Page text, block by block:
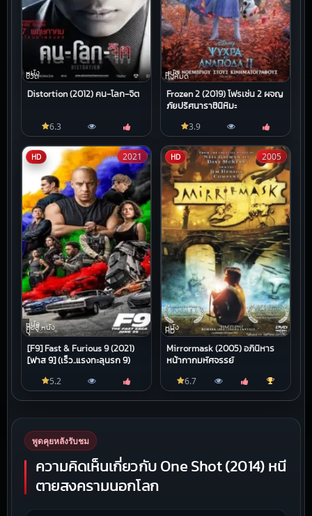
หนัง
ชีวิต
Distortion (2012) คน-โลก-จิต
6.3
หนัง
ทั้งหมด
Frozen 2 (2019) โฟรเซ่น 2 ผจญ
ภัยปริศนาราชินีหิมะ
3.9
HD
หนัง
ต่อสู้,หนัง
บู๊
[F9] Fast & Furious 9 (2021)
[ฟาส 9] (เร็ว..แรงทะลุนรก 9)
2021
5.2
HD
หนัง
HD
Mirrormask (2005) อภินิหาร
หน้ากากมหัศจรรย์
2005
6.7
พูดคุยหลังรับชม
ความคิดเห็นเกี่ยวกับ One Shot (2014) หนี
ตายสงครามนอกโลก